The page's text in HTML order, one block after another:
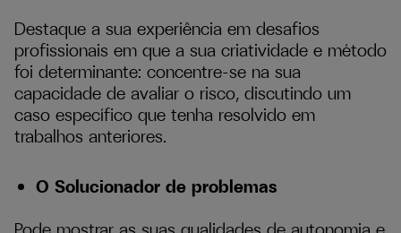
Destaque a sua experiência em desafios
profissionais em que a sua criatividade e método
foi determinante: concentre-se na sua
capacidade de avaliar o risco, discutindo um
caso específico que tenha resolvido em
trabalhos anteriores.
O Solucionador de problemas